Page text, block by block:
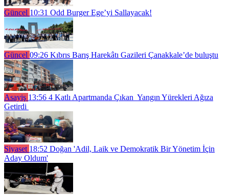
Güncel 10:31 Odd Burger Ege’yi Sallayacak!
Güncel 09:26 Kıbrıs Barış Harekâtı Gazileri Çanakkale’de buluştu
Asayiş 13:56 4 Katlı Apartmanda Çıkan Yangın Yürekleri Ağıza
Getirdi
Siyaset 18:52 Doğan 'Adil, Laik ve Demokratik Bir Yönetim İçin
Aday Oldum'